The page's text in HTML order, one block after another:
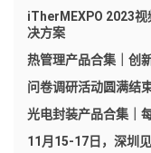
iTherMEXPO 2023
决方案
热管理产品合集｜创
问卷调研活动圆满结
光电封装产品合集｜
11月15-17日，深圳